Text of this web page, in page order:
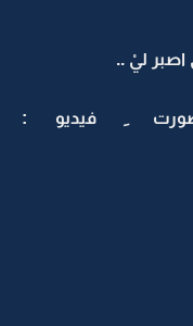
ليْ ..
فيديو :